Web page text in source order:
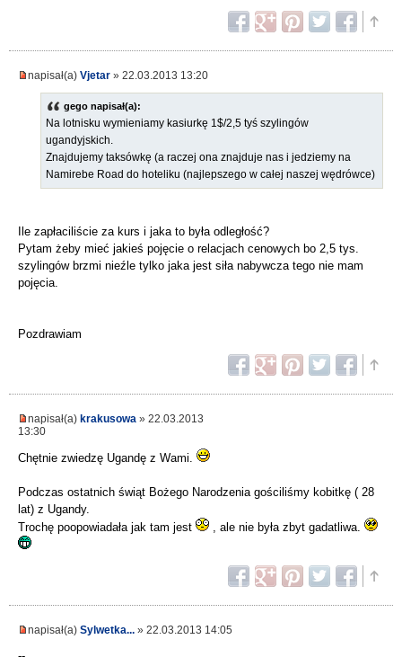
napisał(a) Vjetar » 22.03.2013 13:20
gego napisał(a):
Na lotnisku wymieniamy kasiurkę 1$/2,5 tyś szylingów
ugandyjskich.
Znajdujemy taksówkę (a raczej ona znajduje nas i jedziemy na
Namirebe Road do hoteliku (najlepszego w całej naszej wędrówce)
Ile zapłaciliście za kurs i jaka to była odległość?
Pytam żeby mieć jakieś pojęcie o relacjach cenowych bo 2,5 tys.
szylingów brzmi nieźle tylko jaka jest siła nabywcza tego nie mam
pojęcia.
Pozdrawiam
napisał(a) krakusowa » 22.03.2013
13:30
Chętnie zwiedzę Ugandę z Wami.
Podczas ostatnich świąt Bożego Narodzenia gościliśmy kobitkę ( 28
lat) z Ugandy.
Trochę poopowiadała jak tam jest
, ale nie była zbyt gadatliwa.
napisał(a) Sylwetka... » 22.03.2013 14:05
--